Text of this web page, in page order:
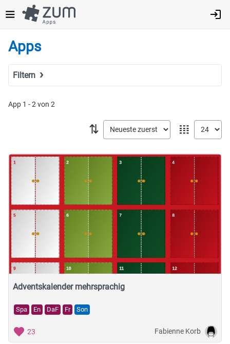
zum
Inhalt
Apps
Filtern
Fach
MINT
Sprachen
Geistes- & Sozialwissenschaften
Musische Fächer & Sport
Berufliche Bildung
Sonstiges
App 1 - 2 von 2
𝍖
⇅
Adventskalender mehrsprachig
Spa En DaF Fr Son
23 Fabienne Korb